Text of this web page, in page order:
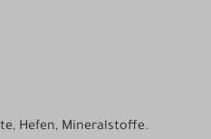
Hefen, Mineralstoffe.